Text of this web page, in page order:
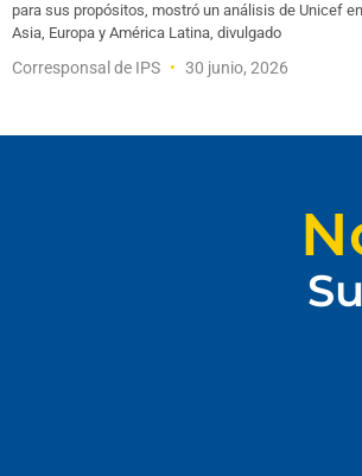
para sus propósitos, mostró un análisis de Unicef
Asia, Europa y América Latina, divulgado
Corresponsal de IPS 30 junio, 2026